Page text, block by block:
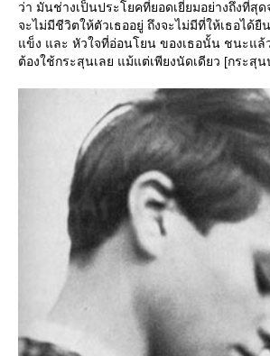
ว่า มันช่างเป็นประโยคที่ยอดเยี่ยมอย่างถึงที่สุด
จะไม่มีชีวิตให้ตัวเธออยู่ ถึงจะไม่มีที่ให้เธอไ
ข็ง และ หัวใจที่อ่อนโยน ของเธอนั้น ชนะแล้
ต้องใช้กระสุนเลย แม้แต่เพียงนัดเดียว [กระสุน